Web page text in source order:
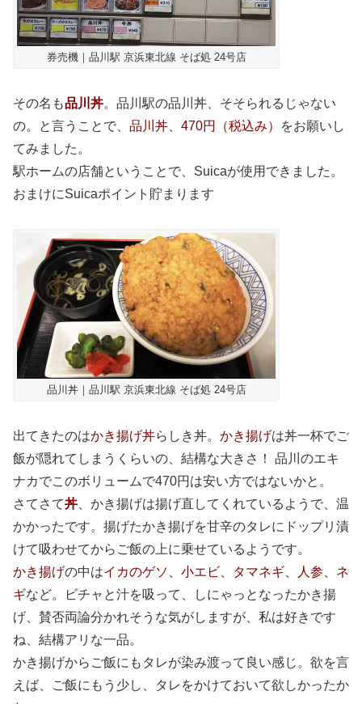
券売機｜品川駅 京浜東北線 そば処 24号店
その名も品川丼。品川駅の品川丼、そそられるじゃない
の。と言うことで、 品川丼、470円（税込み）
をお願いし
てみました。
駅ホームの店舗ということで、Suicaが使用できました。
おまけにSuicaポイント貯まります
品川丼｜品川駅 京浜東北線 そば処 24号店
出てきたのはかき揚げ丼らしき丼。 かき揚げは丼一杯でご
飯が隠れてしまうくらいの、結構な大きさ！ 品川のエキ
ナカでこのボリュームで470円は安い方ではないかと。
さてさて丼 、かき揚げは揚げ直してくれているようで、温
かかったです。揚げたかき揚げを甘辛のタレにドップリ漬
けて吸わせてからご飯の上に乗せているようです。
かき揚げの中はイカのゲソ、小エビ、タマネギ、人参、ネ
ギなど。ビチャと汁を吸って、しにゃっとなったかき揚
げ、賛否両論分かれそうな気がしますが、私は好きです
ね、結構アリな一品。
かき揚げからご飯にもタレが染み渡って良い感じ。欲を言
えば、ご飯にもう少し、タレをかけておいて欲しかったか